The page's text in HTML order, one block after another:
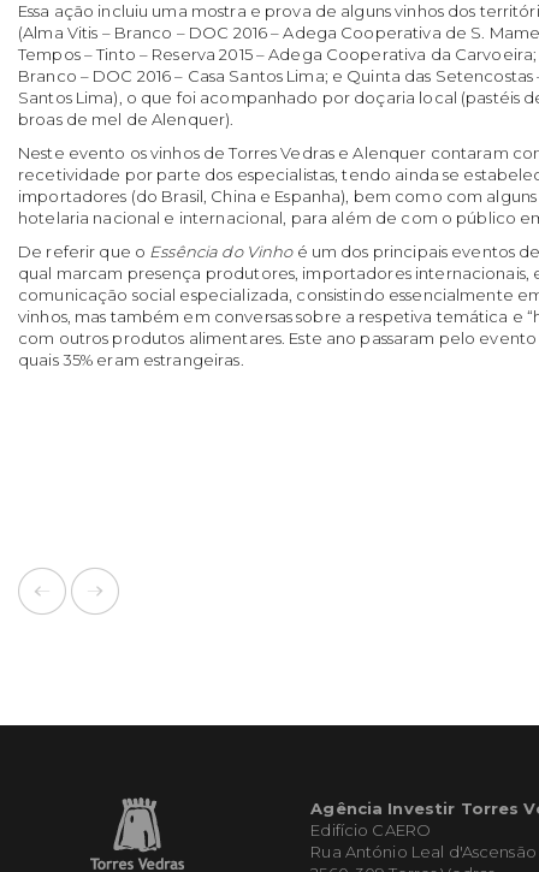
Essa ação incluiu uma mostra e prova de alguns vinhos dos
(Alma Vitis – Branco – DOC 2016 – Adega Cooperativa de S.
Tempos – Tinto – Reserva 2015 – Adega Cooperativa da
Branco – DOC 2016 – Casa Santos Lima; e Quinta das Setencostas
Santos Lima), o que foi acompanhado por doçaria local (pastéis
broas de mel de Alenquer).
Neste evento os vinhos de Torres Vedras e Alenquer contaram
recetividade por parte dos especialistas, tendo ainda se
importadores (do Brasil, China e Espanha), bem como com
hotelaria nacional e internacional, para além de com o público
De referir que o Essência do Vinho é um dos principais eventos
qual marcam presença produtores, importadores internacionais,
comunicação social especializada, consistindo essencialmente
vinhos, mas também em conversas sobre a respetiva temática e
com outros produtos alimentares. Este ano passaram pelo evento
quais 35% eram estrangeiras.
Agência Investir Torres
Edifício CAERO
Rua António Leal d'Ascensão